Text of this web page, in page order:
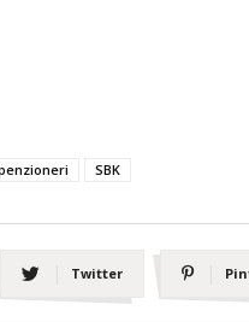
SBK
Twitter